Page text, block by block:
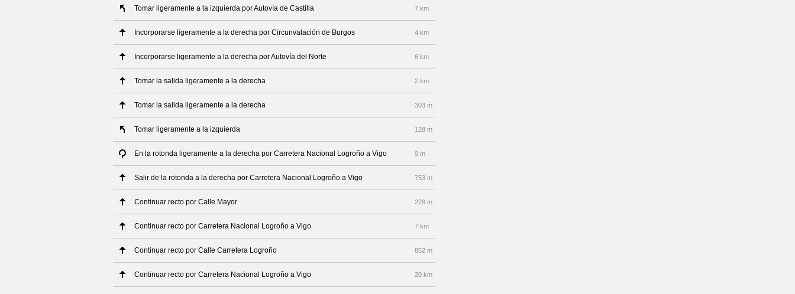
Tomar ligeramente a la izquierda por Autovía de Castilla 7 km
Incorporarse ligeramente a la derecha por Circunvalación de Burgos 4 km
Incorporarse ligeramente a la derecha por Autovía del Norte 6 km
Tomar la salida ligeramente a la derecha 2 km
Tomar la salida ligeramente a la derecha 303 m
Tomar ligeramente a la izquierda 128 m
En la rotonda ligeramente a la derecha por Carretera Nacional Logroño a Vigo 9 m
Salir de la rotonda a la derecha por Carretera Nacional Logroño a Vigo 753 m
Continuar recto por Calle Mayor 228 m
Continuar recto por Carretera Nacional Logroño a Vigo 7 km
Continuar recto por Calle Carretera Logroño 852 m
Continuar recto por Carretera Nacional Logroño a Vigo 20 km